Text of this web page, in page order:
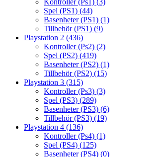
Kontroller (Ps1) (3)
Spel (PS1) (44)
Basenheter (PS1) (1)
Tillbehör (PS1) (9)
Playstation 2 (436)
Kontroller (Ps2) (2)
Spel (PS2) (419)
Basenheter (PS2) (1)
Tillbehör (PS2) (15)
Playstation 3 (315)
Kontroller (Ps3) (3)
Spel (PS3) (289)
Basenheter (PS3) (6)
Tillbehör (PS3) (19)
Playstation 4 (136)
Kontroller (Ps4) (1)
Spel (PS4) (125)
Basenheter (PS4) (0)